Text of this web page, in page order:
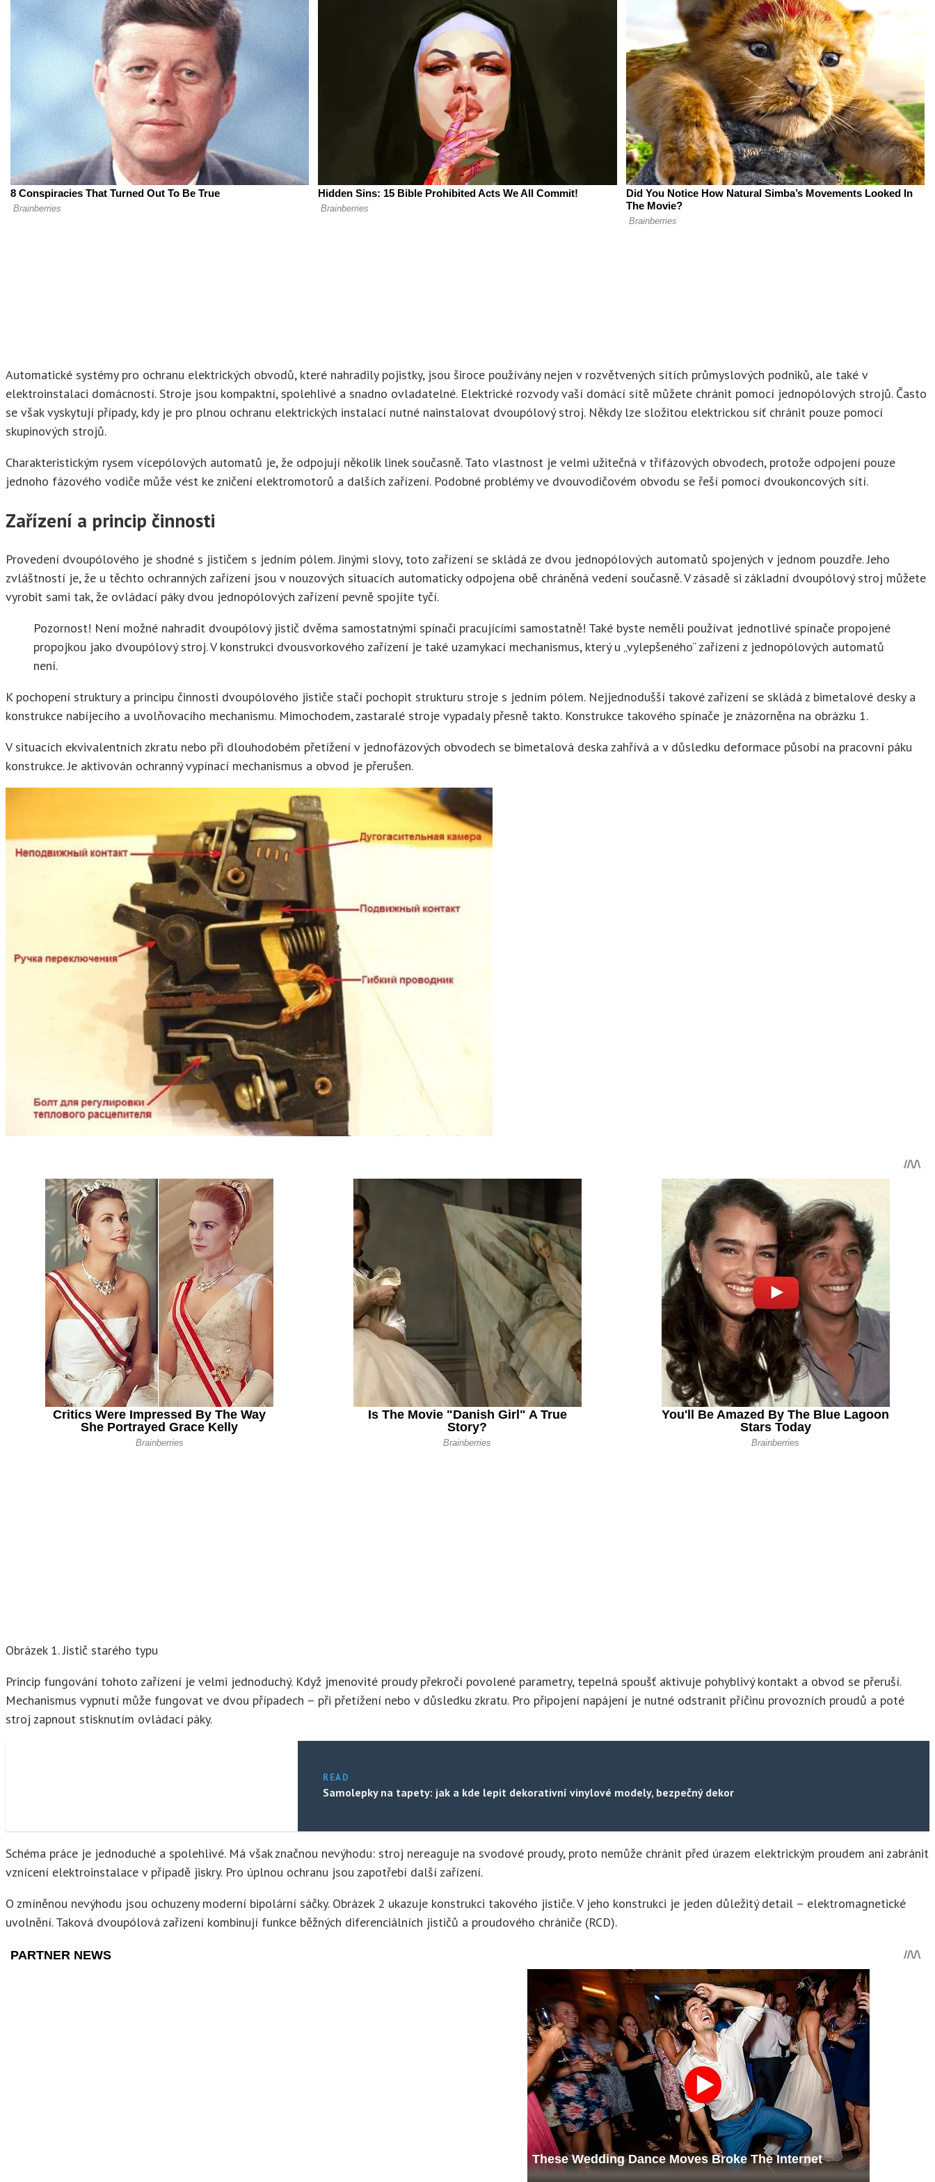
Automatické systémy pro ochranu elektrických obvodů, které nahradily pojistky, jsou široce používány nejen v rozvětvených sítích průmyslových podniků, ale také v
elektroinstalaci domácností. Stroje jsou kompaktní, spolehlivé a snadno ovladatelné. Elektrické rozvody vaší domácí sítě můžete chránit pomocí jednopólových strojů. Často
se však vyskytují případy, kdy je pro plnou ochranu elektrických instalací nutné nainstalovat dvoupólový stroj. Někdy lze složitou elektrickou síť chránit pouze pomocí
skupinových strojů.
Charakteristickým rysem vícepólových automatů je, že odpojují několik linek současně. Tato vlastnost je velmi užitečná v třífázových obvodech, protože odpojení pouze
jednoho fázového vodiče může vést ke zničení elektromotorů a dalších zařízení. Podobné problémy ve dvouvodičovém obvodu se řeší pomocí dvoukoncových sítí.
Zařízení a princip činnosti
Provedení dvoupólového je shodné s jističem s jedním pólem. Jinými slovy, toto zařízení se skládá ze dvou jednopólových automatů spojených v jednom pouzdře. Jeho
zvláštností je, že u těchto ochranných zařízení jsou v nouzových situacích automaticky odpojena obě chráněná vedení současně. V zásadě si základní dvoupólový stroj můžete
vyrobit sami tak, že ovládací páky dvou jednopólových zařízení pevně spojíte tyčí.
Pozornost! Není možné nahradit dvoupólový jistič dvěma samostatnými spínači pracujícími samostatně! Také byste neměli používat jednotlivé spínače propojené
propojkou jako dvoupólový stroj. V konstrukci dvousvorkového zařízení je také uzamykací mechanismus, který u „vylepšeného“ zařízení z jednopólových automatů
není.
K pochopení struktury a principu činnosti dvoupólového jističe stačí pochopit strukturu stroje s jedním pólem. Nejjednodušší takové zařízení se skládá z bimetalové desky a
konstrukce nabíjecího a uvolňovacího mechanismu. Mimochodem, zastaralé stroje vypadaly přesně takto. Konstrukce takového spínače je znázorněna na obrázku 1.
V situacích ekvivalentních zkratu nebo při dlouhodobém přetížení v jednofázových obvodech se bimetalová deska zahřívá a v důsledku deformace působí na pracovní páku
konstrukce. Je aktivován ochranný vypínací mechanismus a obvod je přerušen.
Obrázek 1. Jistič starého typu
Princip fungování tohoto zařízení je velmi jednoduchý. Když jmenovité proudy překročí povolené parametry, tepelná spoušť aktivuje pohyblivý kontakt a obvod se přeruší.
Mechanismus vypnutí může fungovat ve dvou případech – při přetížení nebo v důsledku zkratu. Pro připojení napájení je nutné odstranit příčinu provozních proudů a poté
stroj zapnout stisknutím ovládací páky.
READ
Samolepky na tapety: jak a kde lepit dekorativní vinylové modely, bezpečný dekor
Schéma práce je jednoduché a spolehlivé. Má však značnou nevýhodu: stroj nereaguje na svodové proudy, proto nemůže chránit před úrazem elektrickým proudem ani zabránit
vznícení elektroinstalace v případě jiskry. Pro úplnou ochranu jsou zapotřebí další zařízení.
O zmíněnou nevýhodu jsou ochuzeny moderní bipolární sáčky. Obrázek 2 ukazuje konstrukci takového jističe. V jeho konstrukci je jeden důležitý detail – elektromagnetické
uvolnění. Taková dvoupólová zařízení kombinují funkce běžných diferenciálních jističů a proudového chrániče (RCD).